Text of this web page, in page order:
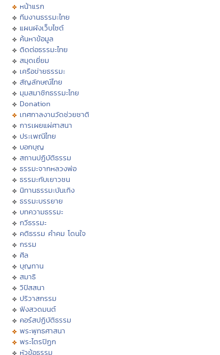
หน้าแรก
ทีมงานธรรมะไทย
แผนผังเว็บไซต์
ค้นหาข้อมูล
ติดต่อธรรมะไทย
สมุดเยี่ยม
เครือข่ายธรรมะ
สัญลักษณ์ไทย
มุมสมาชิกธรรมะไทย
Donation
เทศกาลงานวัดช่วยชาติ
การเผยแผ่ศาสนา
ประเพณีไทย
บอกบุญ
สถานปฏิบัติธรรม
ธรรมะจากหลวงพ่อ
ธรรมะกับเยาวชน
นิทานธรรมะบันเทิง
ธรรมะบรรยาย
บทความธรรมะ
กวีธรรมะ
คติธรรม คำคม โดนใจ
กรรม
ศีล
บุญทาน
สมาธิ
วิปัสสนา
ปริวาสกรรม
ฟังสวดมนต์
คอร์สปฏิบัติธรรม
พระพุทธศาสนา
พระไตรปิฏก
หัวข้อธรรม